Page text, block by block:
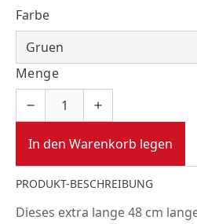
Farbe
Menge
In den Warenkorb legen
PRODUKT-BESCHREIBUNG
Dieses extra lange 48 cm